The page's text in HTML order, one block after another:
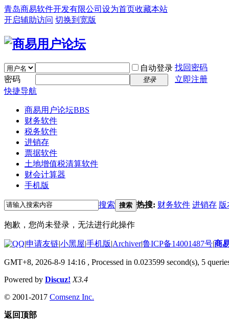
青岛商易软件开发有限公司 设为首页收藏本站
开启辅助访问 切换到宽版
自动登录 找回密码
密码
登录
立即注册
快捷导航
商易用户论坛BBS
财务软件
税务软件
进销存
票据软件
土地增值税清算软件
财会计算器
手机版
搜索 搜索 热搜: 财务软件 进销存 版
抱歉，您尚未登录，无法进行此操作
|申请友链|小黑屋|手机版|Archiver|鲁ICP备14001487号|商
GMT+8, 2026-8-9 14:16 , Processed in 0.023599 second(s), 5
Powered by Discuz! X3.4
© 2001-2017 Comsenz Inc.
返回顶部